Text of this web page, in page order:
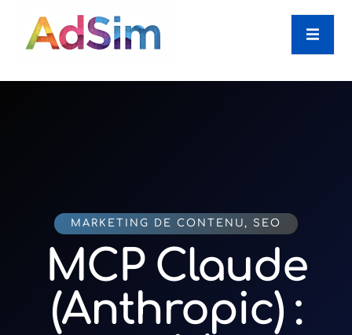
MARKETING DE CONTENU, SEO
MCP Claude
(Anthropic) :